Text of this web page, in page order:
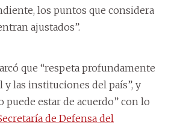
los puntos que considera
ajustados”.
que “respeta profundamente
las instituciones del país”, y
puede estar de acuerdo” con lo
de Defensa del